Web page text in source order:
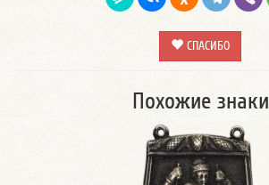
СПАСИБО
Похожие знаки